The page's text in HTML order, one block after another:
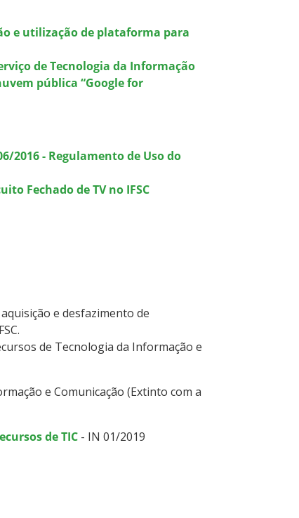
e utilização de plataforma para
de Tecnologia da Informação
pública “Google for
2016 - Regulamento de Uso do
Fechado de TV no IFSC
e desfazimento de
de Tecnologia da Informação e
e Comunicação (Extinto com a
de TIC- IN 01/2019